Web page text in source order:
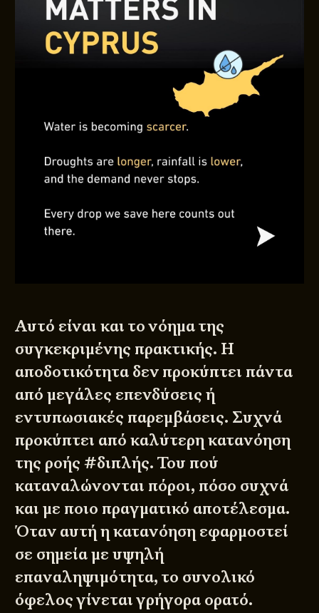
Αυτό είναι και το νόημα της
συγκεκριμένης πρακτικής. Η
αποδοτικότητα δεν προκύπτει πάντα
από μεγάλες επενδύσεις ή
εντυπωσιακές παρεμβάσεις. Συχνά
προκύπτει από καλύτερη κατανόηση
της ροής #διπλής. Του πού
καταναλώνονται πόροι, πόσο συχνά
και με ποιο πραγματικό αποτέλεσμα.
Όταν αυτή η κατανόηση εφαρμοστεί
σε σημεία με υψηλή
επαναληψιμότητα, το συνολικό
όφελος γίνεται γρήγορα ορατό.